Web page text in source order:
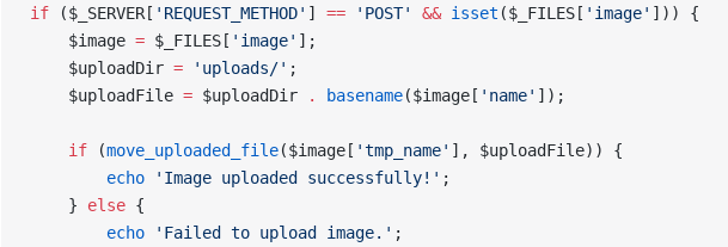
if ($_SERVER[ 'REQUEST_METHOD' ] == 'POST' && isset ($_FILES[ 'image' ])) {
    $image
= $_FILES[ 'image' ];
    $uploadDir
= 'uploads/' ;
    $uploadFile
= $uploadDir . basename($image[ 'name' ]);
    if
(move_uploaded_file($image[ 'tmp_name' ], $uploadFile)) {
        echo
'Image uploaded successfully!' ;
    }
else {
        echo
'Failed to upload image.' ;